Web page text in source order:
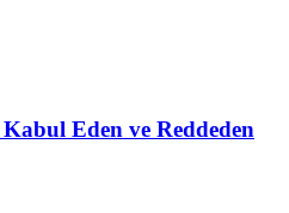
Kabul Eden ve Reddeden